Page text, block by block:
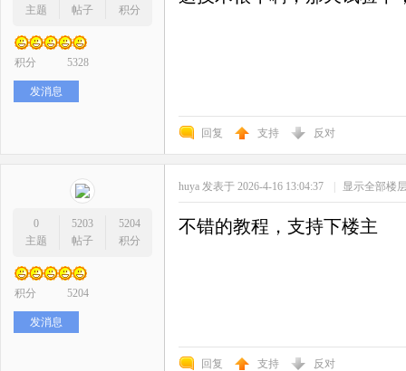
主题
帖子
积分
积分 5328
发消息
回复 支持 反对
0
主题
5203
帖子
5204
积分
积分 5204
发消息
huya 发表于 2026-4-16 13:04:37 | 显示全部楼
不错的教程，支持下楼主
回复 支持 反对